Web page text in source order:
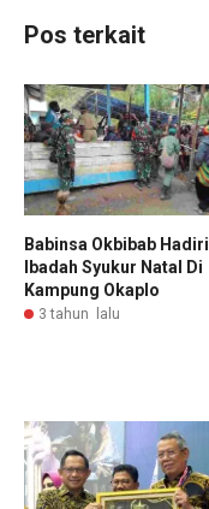
Pos terkait
Babinsa Okbibab Hadiri
Ibadah Syukur Natal Di
Kampung Okaplo
3 tahun lalu